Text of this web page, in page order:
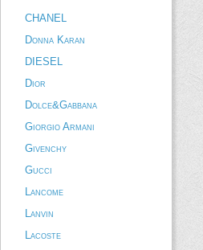
CHANEL
Donna Karan
DIESEL
Dior
Dolce&Gabbana
Giorgio Armani
Givenchy
Gucci
Lancome
Lanvin
Lacoste